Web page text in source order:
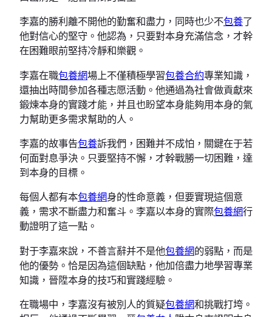
李嘉的勝利離不開他的勤奮和盡力，同時也少不包養了
他對信心的堅守。他認為，只要對本身充滿信念，才幹
在困難眼前堅持冷靜和樂觀。
李嘉在職包養網場上不僅積極學習包養合約專業知識，
還抽出時間參加各種志愿活動。他通過為社會做貢獻來
鍛煉本身的實踐才能，并且也盼望本身能夠用本身的氣
力幫助更多需求幫助的人。
李嘉的故事告包養訴我們，困難并不成怕，關鍵在于若
何面對息爭決。只要堅持不懈，才幹戰勝一切困難，達
到本身的目標。
每個人都有本包養網身的性命意義，但要實現這個意
義，需求不斷盡力和奮斗。李嘉以本身的實際包養網行
動證明了這一點。
對于李嘉來說，不善言辭并不是他包養網的弱點，而是
他的優勢。恰是因為這個缺點，他加倍盡力地學習專業
知識，晉陞本身的技巧和實踐經驗。
在職場中，李嘉沒有被別人的質疑包養網和挑戰打垮。